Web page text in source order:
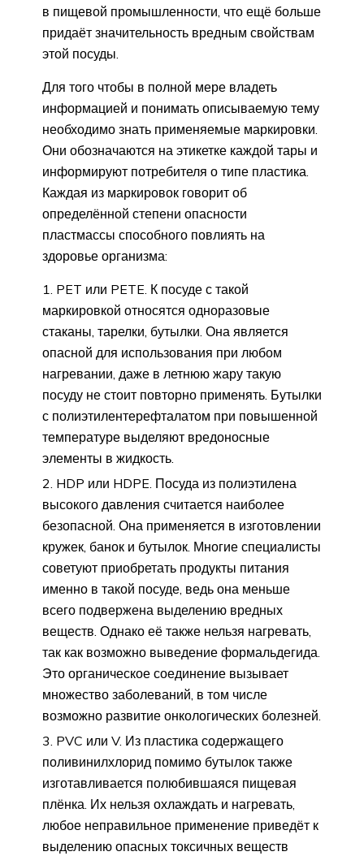
в пищевой промышленности, что ещё больше
придаёт значительность вредным свойствам
этой посуды.
Для того чтобы в полной мере владеть
информацией и понимать описываемую тему
необходимо знать применяемые маркировки.
Они обозначаются на этикетке каждой тары и
информируют потребителя о типе пластика.
Каждая из маркировок говорит об
определённой степени опасности
пластмассы способного повлиять на
здоровье организма:
PET или PETE. К посуде с такой
маркировкой относятся одноразовые
стаканы, тарелки, бутылки. Она является
опасной для использования при любом
нагревании, даже в летнюю жару такую
посуду не стоит повторно применять. Бутылки
с полиэтилентерефталатом при повышенной
температуре выделяют вредоносные
элементы в жидкость.
HDP или HDPE. Посуда из полиэтилена
высокого давления считается наиболее
безопасной. Она применяется в изготовлении
кружек, банок и бутылок. Многие специалисты
советуют приобретать продукты питания
именно в такой посуде, ведь она меньше
всего подвержена выделению вредных
веществ. Однако её также нельзя нагревать,
так как возможно выведение формальдегида.
Это органическое соединение вызывает
множество заболеваний, в том числе
возможно развитие онкологических болезней.
PVC или V. Из пластика содержащего
поливинилхлорид помимо бутылок также
изготавливается полюбившаяся пищевая
плёнка. Их нельзя охлаждать и нагревать,
любое неправильное применение приведёт к
выделению опасных токсичных веществ